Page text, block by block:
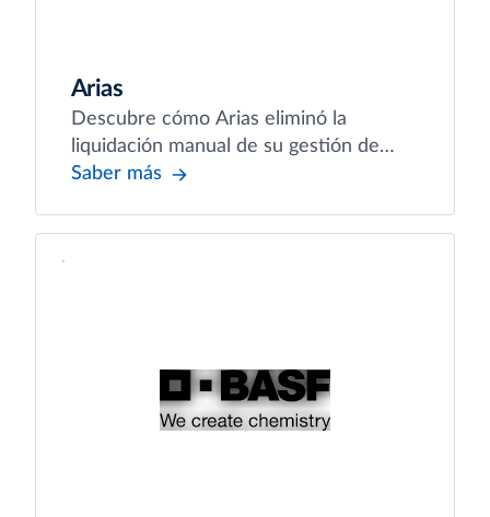
Arias
Descubre cómo Arias eliminó la
liquidación manual de su gestión de
gastos con la integración de Captio con
Saber más